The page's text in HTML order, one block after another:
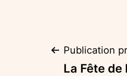
Publication
La Fête